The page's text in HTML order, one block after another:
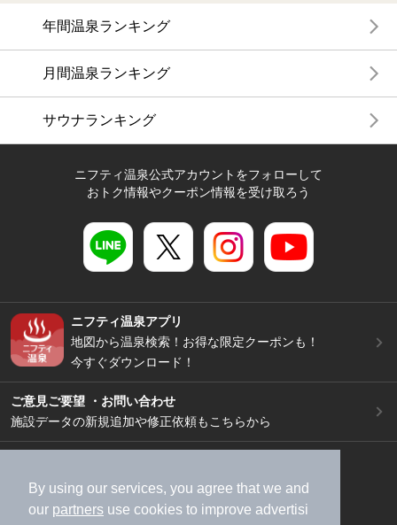
By using our services, you agree that we and
our partners use cookies to improve advertisi
年間温泉ランキング
月間温泉ランキング
サウナランキング
ニフティ温泉公式アカウントをフォローして
おトク情報やクーポン情報を受け取ろう
ニフティ温泉アプリ
地図から温泉検索！お得な限定クーポンも！
今すぐダウンロード！
ご意見ご要望 ・お問い合わせ
施設データの新規追加や修正依頼もこちらから
加盟店募集（資料請求）
広告出稿のご案内
利用規約
ライフスタイルMEMBERS+規約